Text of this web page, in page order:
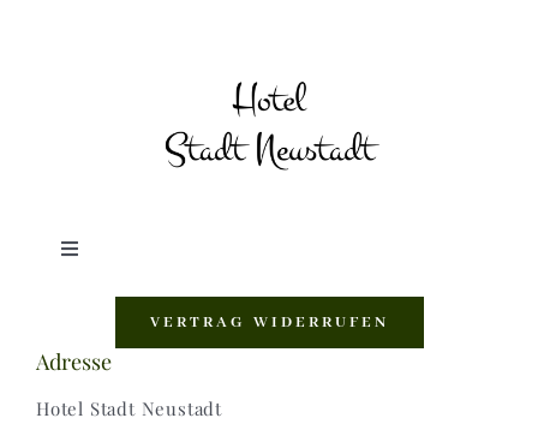
Toggle
VERTRAG WIDERRUFEN
Adresse
Hotel Stadt Neustadt